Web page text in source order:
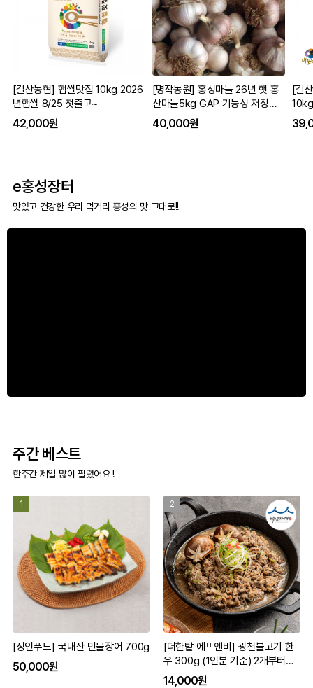
[갈산농협] 햅쌀맛집 10kg 2026
년햅쌀 8/25 첫출고~
42,000원
[명작농원] 홍성마늘 26년 햇 홍
산마늘5kg GAP 기능성 저장용
통마늘 흑마늘용
40,000원
[갈
e홍성장터
맛있고 건강한 우리 먹거리 홍성의 맛 그대로!!
주간 베스트
한주간 제일 많이 팔렸어요 !
1
[정인푸드] 국내산 민물장어 700g
50,000원
2
[더한밭 에프엔비] 광천불고기 한
우 300g (1인분 기준) 2개부터구
입가능
14,000원